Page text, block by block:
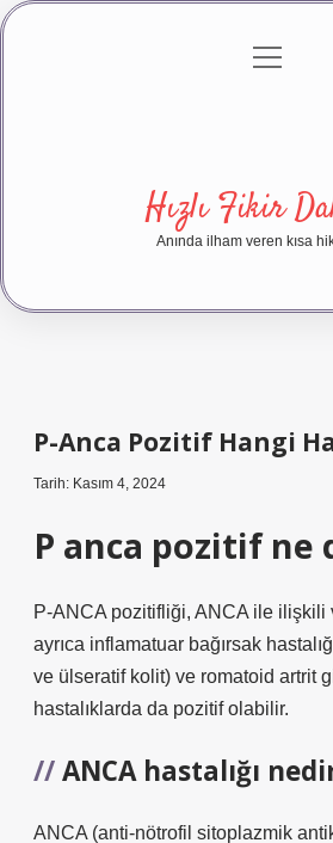
Gizlilik Politikası
menüyü
Hızlı Fikir
Anında ilham veren kısa
P-Anca Pozitif Hangi
Tarih: Kasım 4, 2024
P anca pozitif ne
P-ANCA pozitifliği, ANCA ile ilişkili
ayrıca inflamatuar bağırsak
ve ülseratif kolit) ve romatoid artrit
hastalıklarda da pozitif olabilir.
ANCA hastalığı
ANCA (anti-nötrofil sitoplazmik